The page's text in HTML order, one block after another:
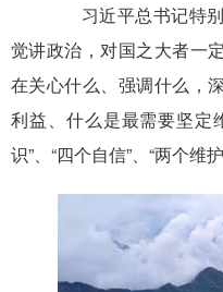
习近平总书记特别
觉讲政治，对国之大者一
在关心什么、强调什么，
利益、什么是最需要坚定
识”、“四个自信”、“两个维